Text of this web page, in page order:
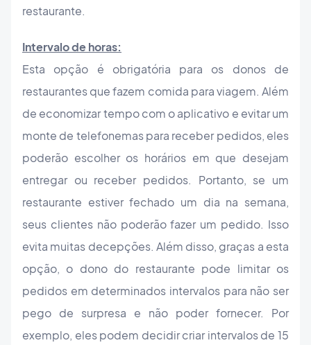
restaurante.
Intervalo de horas:
Esta opção é obrigatória para os donos de
restaurantes que fazem comida para viagem. Além
de economizar tempo com o aplicativo e evitar um
monte de telefonemas para receber pedidos, eles
poderão escolher os horários em que desejam
entregar ou receber pedidos. Portanto, se um
restaurante estiver fechado um dia na semana,
seus clientes não poderão fazer um pedido. Isso
evita muitas decepções. Além disso, graças a esta
opção, o dono do restaurante pode limitar os
pedidos em determinados intervalos para não ser
pego de surpresa e não poder fornecer. Por
exemplo, eles podem decidir criar intervalos de 15